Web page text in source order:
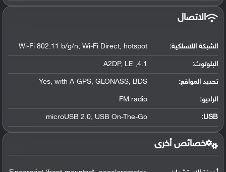
الاتصال
الشبكة اللاسلكية: Wi-Fi 802.11 b/g/n, Wi-Fi Direct, hotspot
البلوتوث:
4.1, A2DP, LE
تحديد المواقع:
Yes, with A-GPS, GLONASS, BDS
الراديو: FM radio
USB
:
microUSB 2.0, USB On-The-Go
خصائص أخرى